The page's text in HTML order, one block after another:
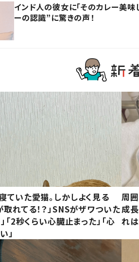
インド人の彼女に「そのカレー美
ーの認識”に驚きの声！
ていた愛猫。しかしよく見る
れてる！？」SNSがザワついた
「2秒くらい心臓止まった」「心
」
周
成
れは